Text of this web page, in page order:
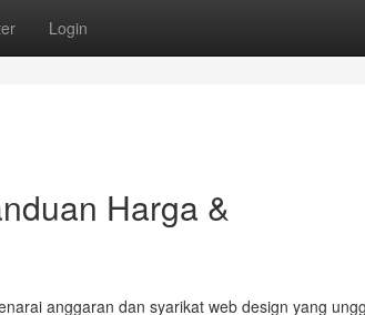
Login
Harga &
anggaran dan syarikat web design yang